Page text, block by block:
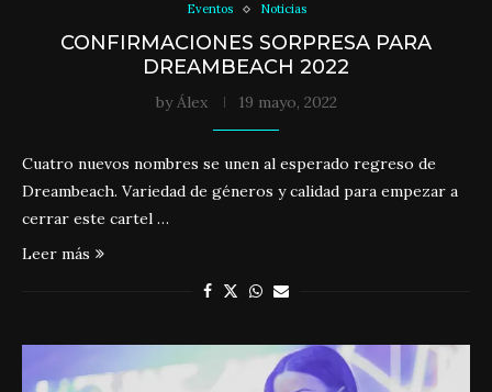
Eventos Noticias
CONFIRMACIONES SORPRESA PARA
DREAMBEACH 2022
byÁlex 19 mayo, 2022
Cuatro nuevos nombres se unen al esperado regreso de
Dreambeach. Variedad de géneros y calidad para empezar a
cerrar este cartel …
Leer más